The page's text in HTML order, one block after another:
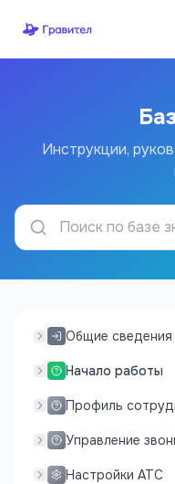
Инструкции,
Общие сведения
Начало работы
Профиль
Управление
Настройки АТС